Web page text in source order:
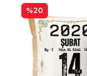
%20